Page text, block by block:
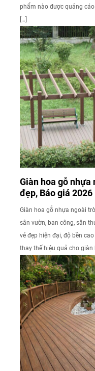
phẩm nào được quảng
[…]
Giàn hoa gỗ
đẹp, Báo giá 2026
Giàn hoa gỗ nhựa ngoài
sân vườn, ban công, sân
vẻ đẹp hiện đại, độ bền
thay thế hiệu quả cho